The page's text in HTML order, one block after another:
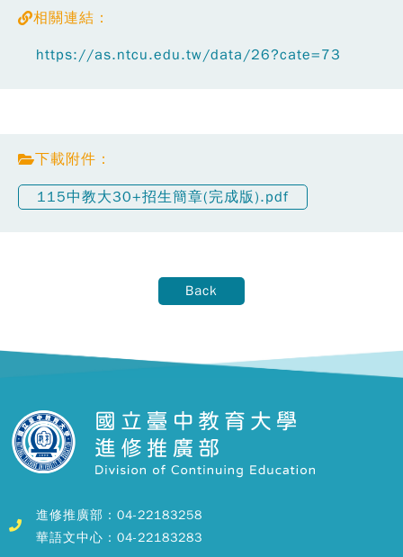
相關連結：
https://as.ntcu.edu.tw/data/26?cate=73
下載附件：
115中教大30+招生簡章(完成版).pdf
Back
進修推廣部：04-22183258
華語文中心：04-22183283